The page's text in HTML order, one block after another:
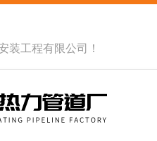
装工程有限公司 ！